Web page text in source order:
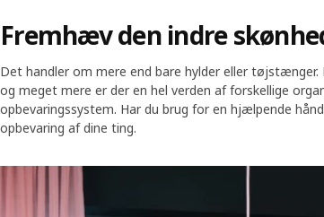
Fremhæv den indre
Det handler om mere end bare hylder eller
og meget mere er der en hel verden af forskellige
opbevaringssystem. Har du brug for en hjælpende
opbevaring af dine ting.